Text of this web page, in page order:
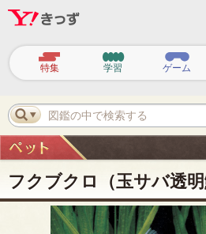
ビ
ゲ
ー
シ
ョ
ン
特集 学習 ゲーム
図鑑の中で検索する
フクブクロ（玉サバ透明